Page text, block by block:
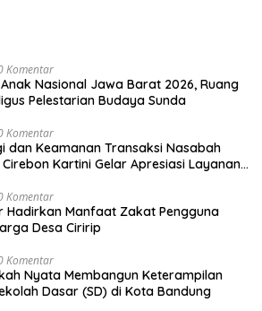
Komentar
Nasional Jawa Barat 2026, Ruang
Pelestarian Budaya Sunda
Komentar
dan Keamanan Transaksi Nasabah
Cirebon Kartini Gelar Apresiasi Layanan
Komentar
Hadirkan Manfaat Zakat Pengguna
Desa Ciririp
Komentar
Nyata Membangun Keterampilan
Dasar (SD) di Kota Bandung